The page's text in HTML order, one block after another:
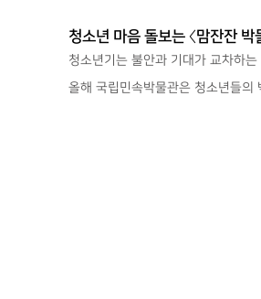
청소년 마음 돌보는 〈맘잔잔 박
청소년기는 불안과 기대가 교차하
올해 국립민속박물관은 청소년들의